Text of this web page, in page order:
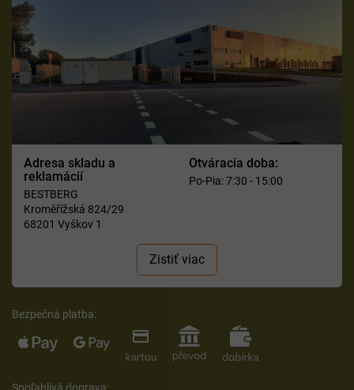
Adresa skladu a
reklamácií
BESTBERG
Kroměřížská 824/29
68201 Vyškov 1
Otváracia doba:
Po-Pia: 7:30 - 15:00
Zistiť viac
Bezpečná platba: